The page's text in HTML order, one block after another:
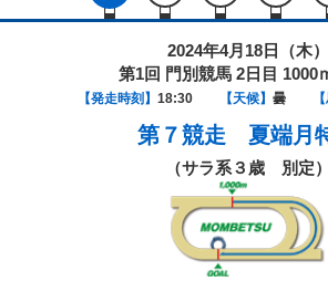
2024年4月18日（木）
第1回 門別競馬 2日目 1000
【発走時刻】 18:30 【天候】 曇
第７競走 夏端月
（サラ系３歳 別定）